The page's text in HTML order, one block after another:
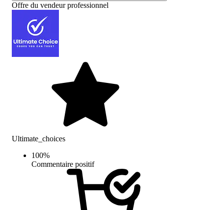
Offre du vendeur professionnel
Ultimate_choices
100%
Commentaire positif